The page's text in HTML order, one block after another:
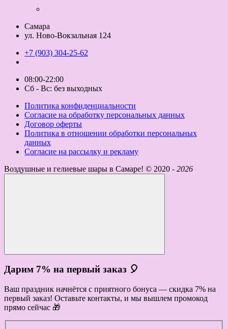
Самара
ул. Ново-Вокзальная 124
+7 (903) 304-25-62
08:00-22:00
Сб - Вс: без выходных
Политика конфиденциальности
Согласие на обработку персональных данных
Договор оферты
Политика в отношении обработки персональных
данных
Согласие на рассылку и рекламу
Воздушные и гелиевые шары в Самаре! © 2020 - 2026
Дарим 7% на первый заказ 🎈
Ваш праздник начнётся с приятного бонуса — скидка 7% на
первый заказ! Оставьте контакты, и мы вышлем промокод
прямо сейчас 🎁